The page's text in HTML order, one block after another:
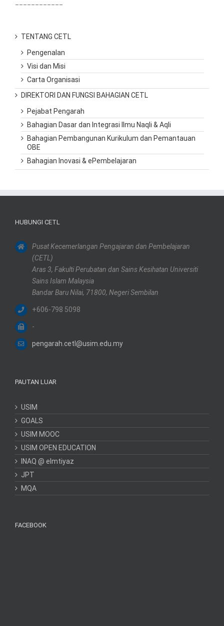
TENTANG CETL
Pengenalan
Visi dan Misi
Carta Organisasi
DIREKTORI DAN FUNGSI BAHAGIAN CETL
Pejabat Pengarah
Bahagian Dasar dan Integrasi Ilmu Naqli & Aqli
Bahagian Pembangunan Kurikulum dan Pemantauan
OBE
Bahagian Inovasi & ePembelajaran
HUBUNGI CETL
Pusat Kecemerlangan Pengajaran dan Pembelajaran
(CETL)
Aras 3, Fakulti Perubatan dan Sains Kesihatan Universiti
Sains Islam Malaysia
Bandar Baru Nilai, 71800, Negeri Sembilan
+606-798 5098
-
pengarah.cetl@usim.edu.my
PAUTAN LUAR
USIM
GOALS
USIM MOOC
USIM OPEN EDUCATION
INAQ @ elmtiyaz
JPT
MQA
FACEBOOK